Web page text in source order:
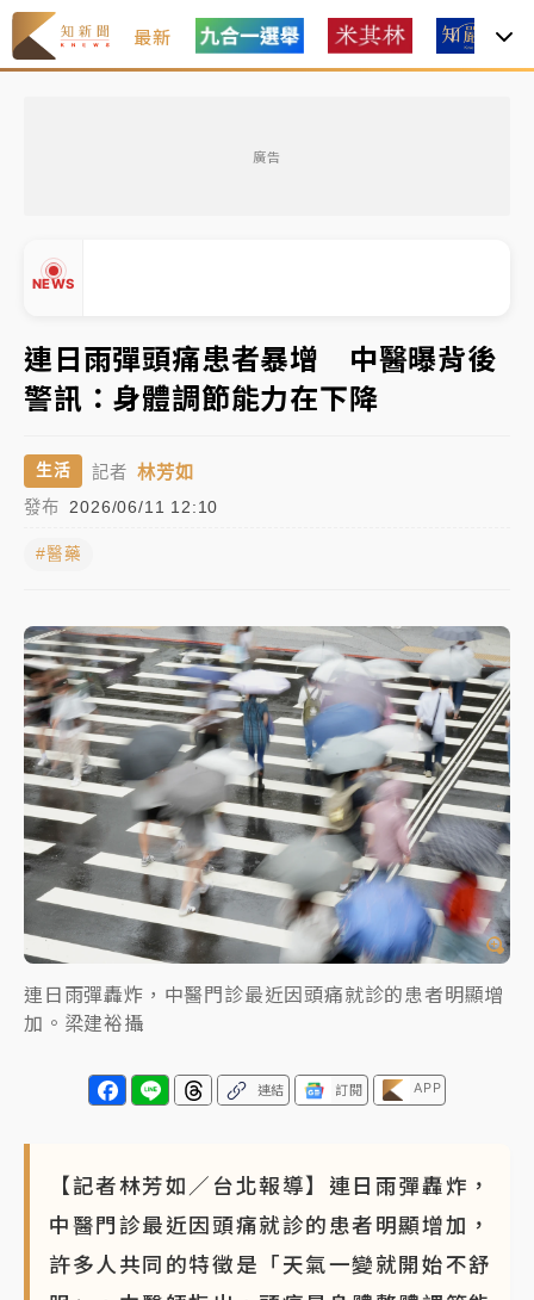
最新
廣告
NEWS
中颱白海豚環流掠北海！今明防劇烈降雨 東部高溫飆
38度
周末精選｜ 慈濟遭詐10億完整始末曝！律師掮客大玩兩
面手法 郭台銘、蔡英文成關鍵
本周爆款短影音｜ 柯文哲帶電子手鐶拄拐杖現身／周玉
周末精選｜
任 預算難關如何解？
父親節玩樂園！六福村今明2天「爸爸免費」 遠雄海洋
買1送1
白海豚逼近！新北高灘地停車場下午4時強制拖吊 中午
開放水門周邊紅黃線停車
中颱白海豚環流掠北海！今明防劇烈降雨 東部高溫飆
38度
周末精選｜ 慈濟遭詐10億完整始末曝！律師掮客大玩兩
面手法 郭台銘、蔡英文成關鍵
本周爆款短影音｜ 柯文哲帶電子手鐶拄拐杖現身／周玉
周末精選｜ 跨境網購族注意！EZ Way若改由政府委
蔣萬安的建中同學！47歲法律學霸戰桃園 公開上任首
連日雨彈頭痛患者暴增 中醫曝背後
警訊：身體調節能力在下降
生活 記者 林芳如
發布 2026/06/11 12:10
#醫藥
連日雨彈轟炸，中醫門診最近因頭痛就診的患者明顯增
加。梁建裕攝
連結 訂閱 APP
【記者林芳如／台北報導】連日雨彈轟炸，
中醫門診最近因頭痛就診的患者明顯增加，
許多人共同的特徵是「天氣一變就開始不舒